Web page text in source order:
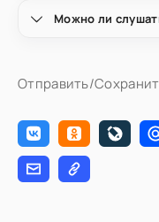
Можно ли
Отправить/